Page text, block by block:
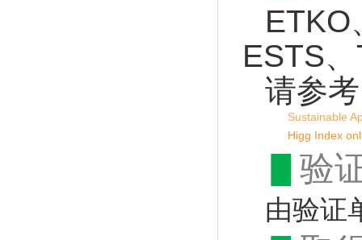
ETKO
ESTS
请参
Sustainable
Higg Index
验
由验证